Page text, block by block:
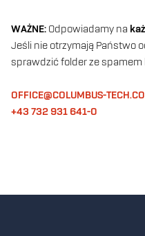
WAŻNE: Odpowiadamy na
Jeśli nie otrzymają Państwo
sprawdzić folder ze
OFFICE@COLUMBUS-
+43 732 931 641-0